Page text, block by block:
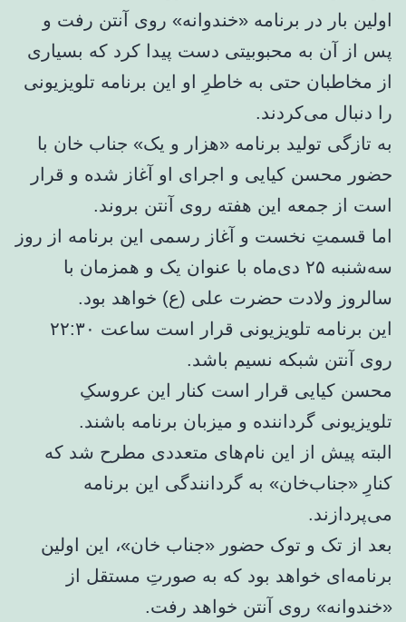
اولین بار در برنامه «خندوانه» روی آنتن رفت و
پس از آن به محبوبیتی دست پیدا کرد که بسیاری
از مخاطبان حتی به خاطرِ او این برنامه تلویزیونی
را دنبال می‌کردند.
به تازگی تولید برنامه «هزار و یک» جناب خان با
حضور محسن کیایی و اجرای او آغاز شده و قرار
است از جمعه این هفته روی آنتن بروند.
اما قسمتِ نخست و آغاز رسمی این برنامه از روز
سه‌شنبه ۲۵ دی‌ماه با عنوان یک و همزمان با
سالروز ولادت حضرت علی (ع) خواهد بود.
این برنامه تلویزیونی قرار است ساعت ۲۲:۳۰
روی آنتن شبکه نسیم باشد.
محسن کیایی قرار است کنار این عروسکِ
تلویزیونی گرداننده و میزبان برنامه باشند.
البته پیش از این نام‌های متعددی مطرح شد که
کنارِ «جناب‌خان» به گردانندگی این برنامه
می‌پردازند.
بعد از تک و توک حضور «جناب خان»، این اولین
برنامه‌ای خواهد بود که به صورتِ مستقل از
«خندوانه» روی آنتن خواهد رفت.